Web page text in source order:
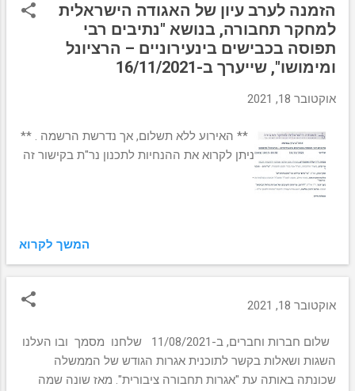
הזמנה לערב עיון של האגודה הישראלית
למחקר תחבורה, בנושא "נתיבים רבי
תפוסה בכבישים בינעירוניים – הרציונל
ומימושו", שייערך ב-16/11/2021
אוקטובר 18, 2021
** האירוע ללא תשלום, אך נדרשת הרשמה . **
ניתן לקרוא את ההנחיות לתכנון נר"ת בקישור זה
.
המשך לקרוא
אוקטובר 18, 2021
שלום חברות וחברים, ב-11/08/2021 שלחנו מסמך ובו העלנו
השגות ושאלות בקשר לתוכנית אגרות הגודש של הממשלה
שכונתה באותה עת "אגרות תחבורה ציבורית". מאז שונה שמה